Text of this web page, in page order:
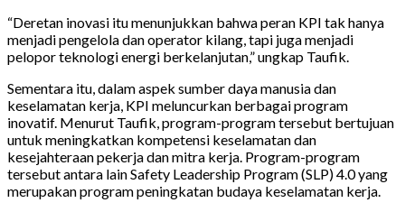
“Deretan inovasi itu menunjukkan bahwa peran KPI tak hanya
menjadi pengelola dan operator kilang, tapi juga menjadi
pelopor teknologi energi berkelanjutan,” ungkap Taufik.
Sementara itu, dalam aspek sumber daya manusia dan
keselamatan kerja, KPI meluncurkan berbagai program
inovatif. Menurut Taufik, program-program tersebut bertujuan
untuk meningkatkan kompetensi keselamatan dan
kesejahteraan pekerja dan mitra kerja. Program-program
tersebut antara lain Safety Leadership Program (SLP) 4.0 yang
merupakan program peningkatan budaya keselamatan kerja.